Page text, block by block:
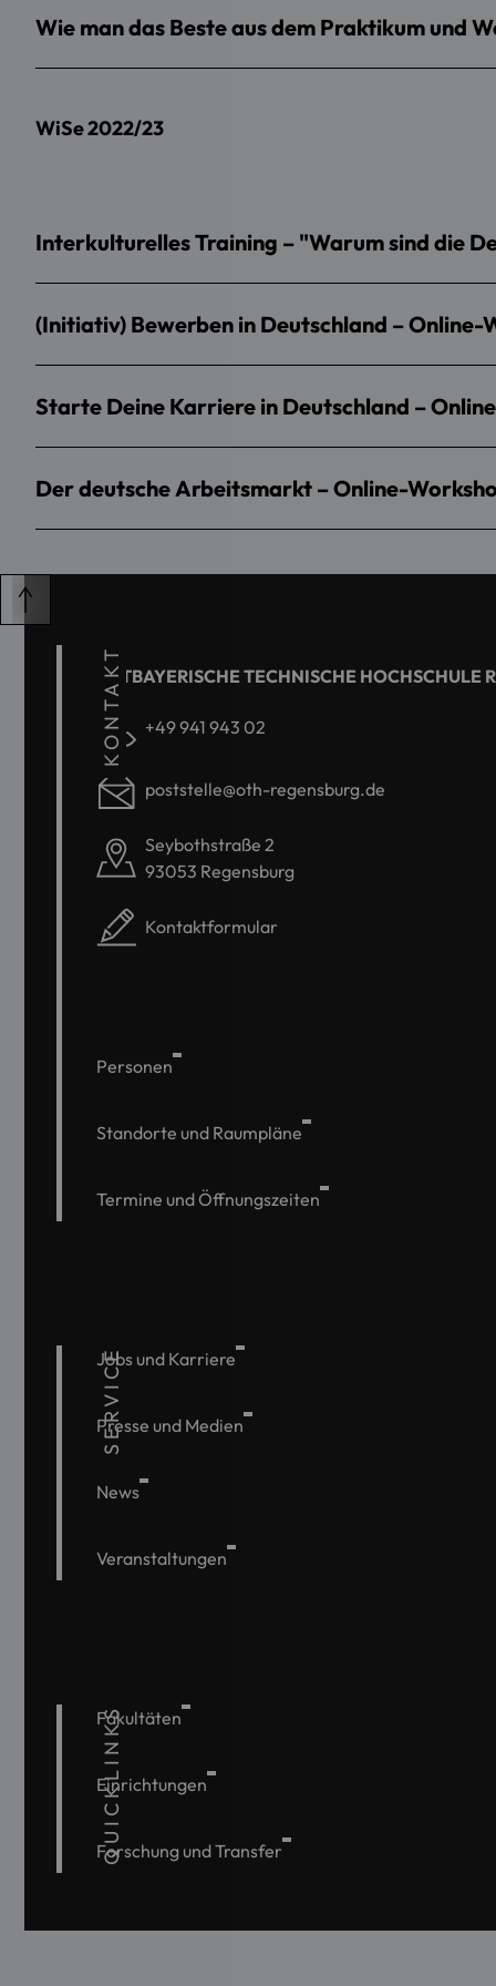
Wie man das Beste aus dem Praktikum und
WiSe 2022/23
Interkulturelles Training – "Warum sind die
(Initiativ) Bewerben in Deutschland – Online-
Starte Deine Karriere in Deutschland –
Der deutsche Arbeitsmarkt – Online-
KONTAKT
OSTBAYERISCHE TECHNISCHE HOCHSCHULE
+49 941 943 02
poststelle@oth-regensburg.de
Seybothstraße 2
93053 Regensburg
Kontaktformular
Personen
Standorte und Raumpläne
Termine und Öffnungszeiten
SERVICE
Jobs und Karriere
Presse und Medien
News
Veranstaltungen
QUICKLINKS
Fakultäten
Einrichtungen
Forschung und Transfer